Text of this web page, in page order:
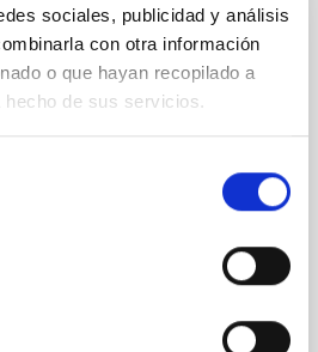
sociales, publicidad y análisis
con otra información
o que hayan recopilado a
de sus servicios.
quenching in quiescent
z ≲ 2.2: Age, Fe-, and
cosmic noon provide powerful
quenching and stellar
their outskirts. However,